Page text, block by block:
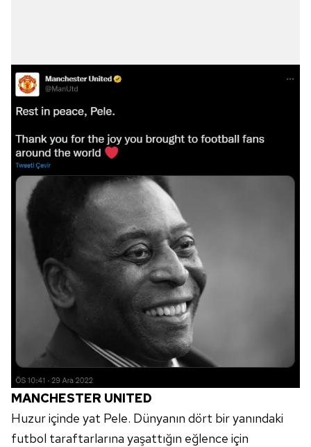
MANCHESTER UNITED
Huzur içinde yat Pele. Dünyanın dört bir yanındaki
futbol taraftarlarına yaşattığın eğlence için